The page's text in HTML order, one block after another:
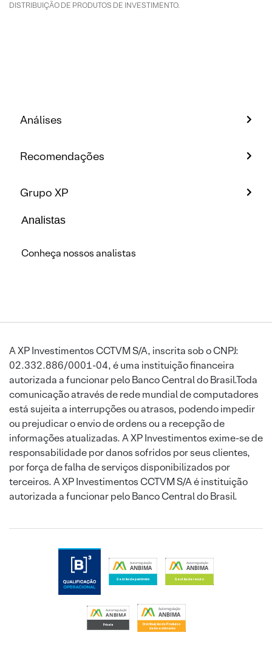
DISTRIBUIÇÃO DE PRODUTOS DE INVESTIMENTO.
Análises
Recomendações
Grupo XP
Analistas
Conheça nossos analistas
A XP Investimentos CCTVM S/A, inscrita sob o CNPJ:
02.332.886/0001-04, é uma instituição financeira
autorizada a funcionar pelo Banco Central do Brasil.Toda
comunicação através de rede mundial de computadores
está sujeita a interrupções ou atrasos, podendo impedir
ou prejudicar o envio de ordens ou a recepção de
informações atualizadas. A XP Investimentos exime-se de
responsabilidade por danos sofridos por seus clientes,
por força de falha de serviços disponibilizados por
terceiros. A XP Investimentos CCTVM S/A é instituição
autorizada a funcionar pelo Banco Central do Brasil.